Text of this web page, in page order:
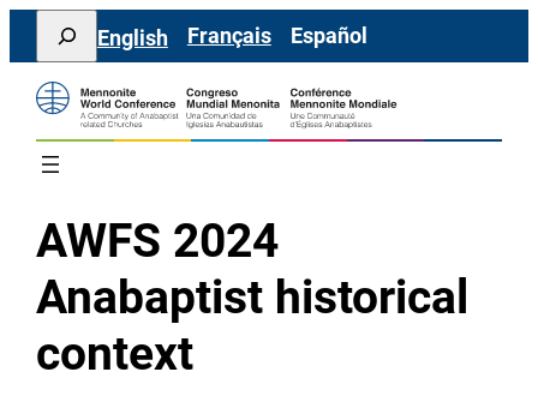
Saltar
contenido
Search
English Français Español
AWFS 2024
Anabaptist historical
context